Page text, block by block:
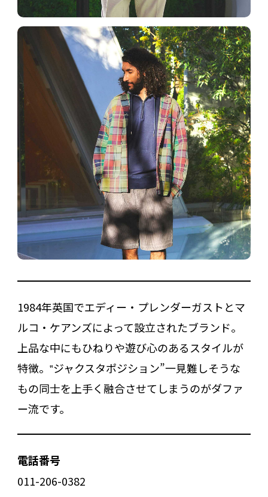
1984年英国でエディー・プレンダーガストとマ
ルコ・ケアンズによって設立されたブランド。
上品な中にもひねりや遊び心のあるスタイルが
特徴。‟ジャクスタポジション”一見難しそうな
もの同士を上手く融合させてしまうのがダファ
ー流です。
電話番号
011-206-0382